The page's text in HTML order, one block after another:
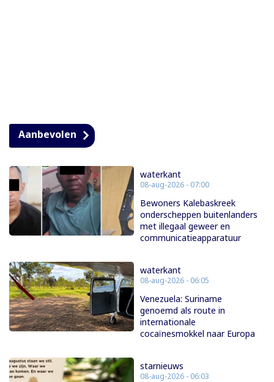
Aanbevolen
waterkant
08-aug-2026 - 07:00
Bewoners Kalebaskreek
onderscheppen buitenlanders
met illegaal geweer en
communicatieapparatuur
waterkant
08-aug-2026 - 06:05
Venezuela: Suriname
genoemd als route in
internationale
cocaïnesmokkel naar Europa
starnieuws
08-aug-2026 - 06:03